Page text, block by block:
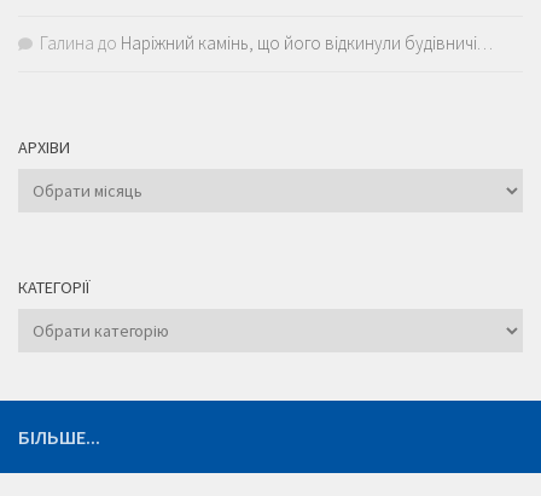
Галина до Наріжний камінь, що його відкинули будівничі…
АРХІВИ
Архіви
КАТЕГОРІЇ
Категорії
БІЛЬШЕ...